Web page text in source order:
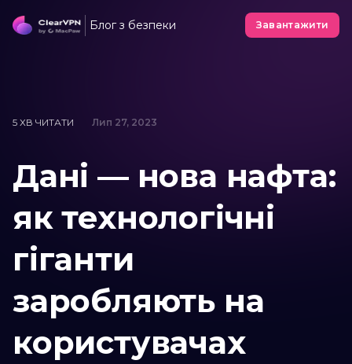
Блог з безпеки Завантажити
5 ХВ ЧИТАТИ Лип 27, 2023
Дані — нова нафта:
як технологічні
гіганти
заробляють на
користувачах